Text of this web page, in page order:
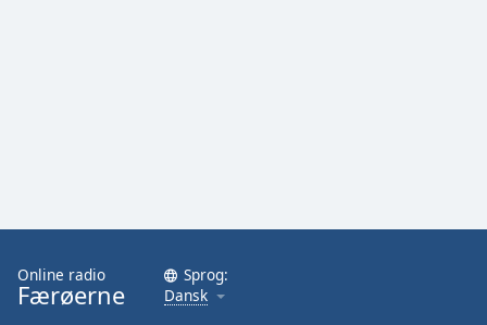
Opacity
Font
Size
Online radio
Færøerne
Sprog:
Dansk